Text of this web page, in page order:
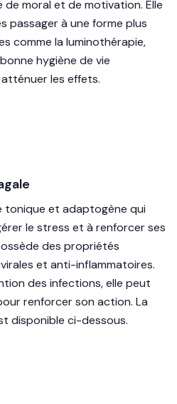
moral et de motivation. Elle
passager à une forme plus
comme la luminothérapie,
hygiène de vie
les effets.
tonique et adaptogène qui
le stress et à renforcer ses
des propriétés
et anti-inflammatoires.
des infections, elle peut
renforcer son action. La
disponible ci-dessous.